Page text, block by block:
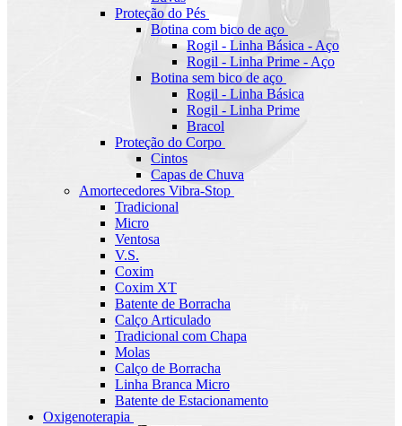
Proteção do Pés
Botina com bico de aço
Rogil - Linha Básica - Aço
Rogil - Linha Prime - Aço
Botina sem bico de aço
Rogil - Linha Básica
Rogil - Linha Prime
Bracol
Proteção do Corpo
Cintos
Capas de Chuva
Amortecedores Vibra-Stop
Tradicional
Micro
Ventosa
V.S.
Coxim
Coxim XT
Batente de Borracha
Calço Articulado
Tradicional com Chapa
Molas
Calço de Borracha
Linha Branca Micro
Batente de Estacionamento
Oxigenoterapia